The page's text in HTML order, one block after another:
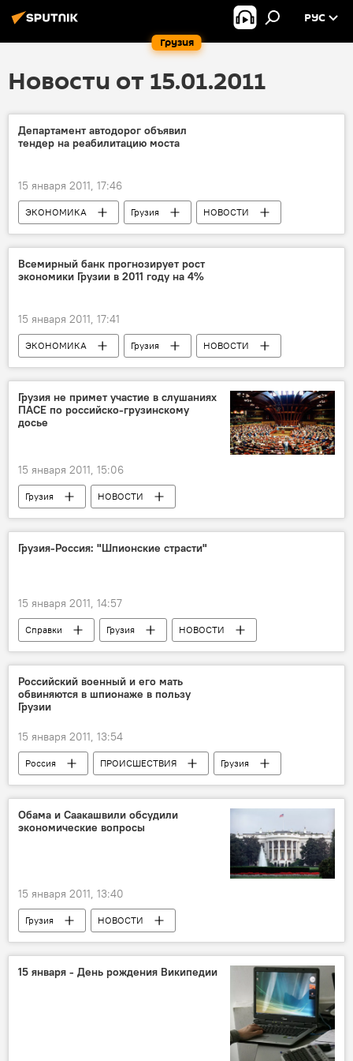
Грузия
РУС
Новости от 15.01.2011
Департамент автодорог объявил
тендер на реабилитацию моста
15 января 2011, 17:46
ЭКОНОМИКА Грузия НОВОСТИ
Всемирный банк прогнозирует рост
экономики Грузии в 2011 году на 4%
15 января 2011, 17:41
ЭКОНОМИКА Грузия НОВОСТИ
Грузия не примет участие в слушаниях
ПАСЕ по российско-грузинскому
досье
15 января 2011, 15:06
Грузия НОВОСТИ
Грузия-Россия: "Шпионские страсти"
15 января 2011, 14:57
Справки Грузия НОВОСТИ
Российский военный и его мать
обвиняются в шпионаже в пользу
Грузии
15 января 2011, 13:54
Россия ПРОИСШЕСТВИЯ
Грузия
НОВОСТИ
Обама и Саакашвили обсудили
экономические вопросы
15 января 2011, 13:40
Грузия НОВОСТИ
15 января - День рождения Википедии